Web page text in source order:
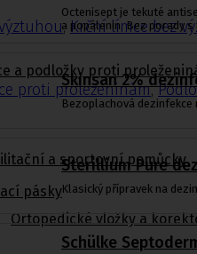
,Krční límce bez
a podložky proti
proti proleženinám,
a sportovní pomůcky
pásky
Ortopedické vložky a
Octenisept je tekuté
a popálenin. Bez porady
Skinsan 2%
Bezoplachová dezinfekce
Sterillium Pure
Klasický přípravek na
Schülke